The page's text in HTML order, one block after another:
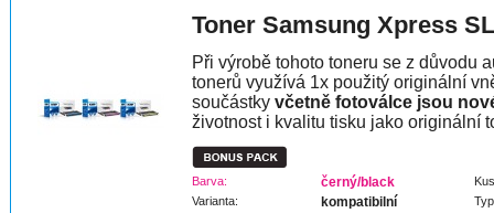
Toner Samsung Xpress
Při výrobě tohoto toneru se z důvodu
tonerů využívá 1x použitý originální
součástky včetně fotoválce jsou
životnost i kvalitu tisku jako originální
Barva: černý/black
Varianta: kompatibilní